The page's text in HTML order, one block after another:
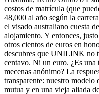
costos de matrícula (que
48,000 al año según la
el visado australiano cuesta
alojamiento. Y entonces,
otros cientos de euros en
descubres que UNILINK no
centavo. Ni un euro. ¿Es una
mecenas anónimo? La
transparente: nuestro modelo
mutua y en una vieja aliada